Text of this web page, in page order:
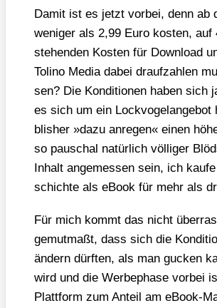
Damit ist es jetzt vor­bei, denn ab
weni­ger als 2,99 Euro kos­ten,
ste­hen­den Kos­ten für Down­load
Toli­no Media dabei drauf­zah­len
sen? Die Kon­di­tio­nen haben sich
es sich um ein
blisher »dazu anre­gen« einen
so pau­schal natür­lich völ­li­ger
Inhalt ange­mes­sen sein, ich
schich­te als eBook für mehr als
Für mich kommt das nicht
gemut­maßt, dass sich die
ändern dürf­ten, als man gucken
wird und die Wer­be­pha­se vor­bei
Platt­form zum Anteil am eBook-